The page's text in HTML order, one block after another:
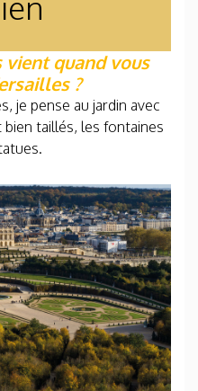
quand vous
?
je pense au jardin avec
taillés, les fontaines